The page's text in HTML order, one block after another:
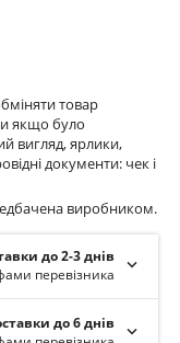
товар
якщо було
вигляд, ярлики,
документи: чек і
виробником.
до 2-3 днів
перевізника
до 6 днів